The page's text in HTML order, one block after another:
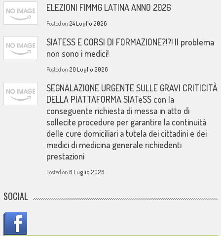
ELEZIONI FIMMG LATINA ANNO 2026
Posted on 24 Luglio 2026
SIATESS E CORSI DI FORMAZIONE?!?! Il problema
non sono i medici!
Posted on 20 Luglio 2026
SEGNALAZIONE URGENTE SULLE GRAVI CRITICITÀ
DELLA PIATTAFORMA SIATeSS con la
conseguente richiesta di messa in atto di
sollecite procedure per garantire la continuità
delle cure domiciliari a tutela dei cittadini e dei
medici di medicina generale richiedenti
prestazioni
Posted on 6 Luglio 2026
SOCIAL